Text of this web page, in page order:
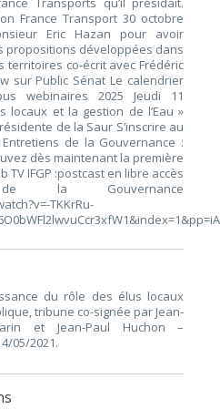
France Transport 30 octobre
Eric Hazan pour avoir
propositions développées dans
territoires co-écrit avec Frédéric
sur Public Sénat Le calendrier
webinaires 2025 Jeudi 11
locaux et la gestion de l’Eau »
de la Saur S’inscrire au
de la Gouvernance :
dès maintenant la première
TV IFGP :postcast en libre accès
la Gouvernance
TKKrRu-
du rôle des élus locaux
tribune co-signée par Jean-
et Jean-Paul Huchon –
05/2021.